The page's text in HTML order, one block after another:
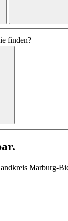
finden?
Marburg-